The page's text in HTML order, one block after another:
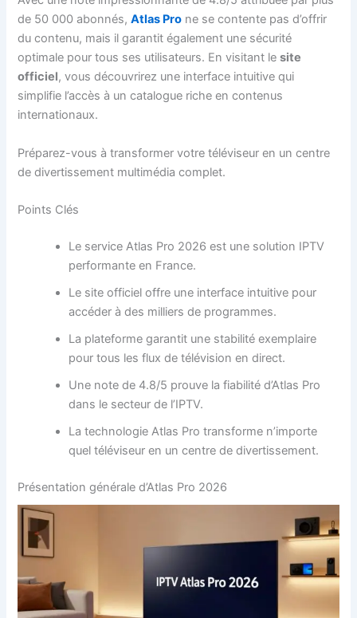
de 50 000 abonnés,Atlas Pro ne se contente pas d’offrir
du contenu, mais il garantit également une sécurité
optimale pour tous ses utilisateurs. En visitant lesite
officiel, vous découvrirez une interface intuitive qui
simplifie l’accès à un catalogue riche en contenus
internationaux.
Préparez-vous à transformer votre téléviseur en un centre
de divertissement multimédia complet.
Points Clés
Le service Atlas Pro 2026 est une solution IPTV
performante en France.
Le site officiel offre une interface intuitive pour
accéder à des milliers de programmes.
La plateforme garantit une stabilité exemplaire
pour tous les flux de télévision en direct.
Une note de 4.8/5 prouve la fiabilité d’Atlas Pro
dans le secteur de l’IPTV.
La technologie Atlas Pro transforme n’importe
quel téléviseur en un centre de divertissement.
Présentation générale d’Atlas Pro 2026